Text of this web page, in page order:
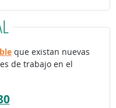
que existan nuevas
de trabajo en el